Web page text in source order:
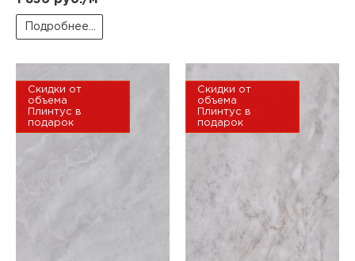
Подробнее...
Скидки от
объема
Плинтус в
подарок
Скидки от
объема
Плинтус в
подарок